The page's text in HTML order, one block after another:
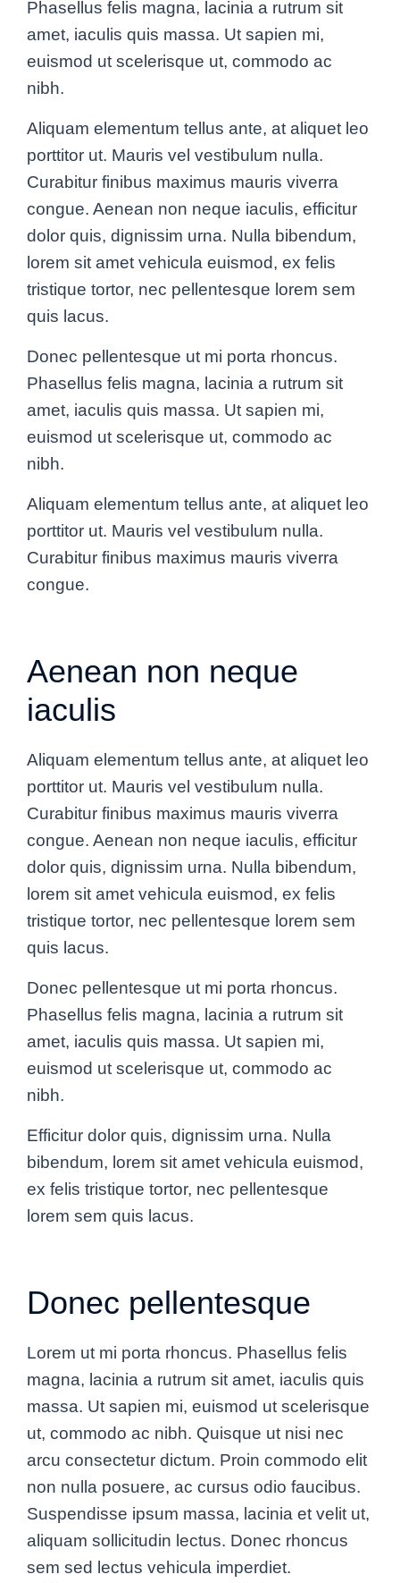
Phasellus felis magna, lacinia a rutrum sit
amet, iaculis quis massa. Ut sapien mi,
euismod ut scelerisque ut, commodo ac
nibh.
Aliquam elementum tellus ante, at aliquet leo
porttitor ut. Mauris vel vestibulum nulla.
Curabitur finibus maximus mauris viverra
congue. Aenean non neque iaculis, efficitur
dolor quis, dignissim urna. Nulla bibendum,
lorem sit amet vehicula euismod, ex felis
tristique tortor, nec pellentesque lorem sem
quis lacus.
Donec pellentesque ut mi porta rhoncus.
Phasellus felis magna, lacinia a rutrum sit
amet, iaculis quis massa. Ut sapien mi,
euismod ut scelerisque ut, commodo ac
nibh.
Aliquam elementum tellus ante, at aliquet leo
porttitor ut. Mauris vel vestibulum nulla.
Curabitur finibus maximus mauris viverra
congue.
Aenean non neque
iaculis
Aliquam elementum tellus ante, at aliquet leo
porttitor ut. Mauris vel vestibulum nulla.
Curabitur finibus maximus mauris viverra
congue. Aenean non neque iaculis, efficitur
dolor quis, dignissim urna. Nulla bibendum,
lorem sit amet vehicula euismod, ex felis
tristique tortor, nec pellentesque lorem sem
quis lacus.
Donec pellentesque ut mi porta rhoncus.
Phasellus felis magna, lacinia a rutrum sit
amet, iaculis quis massa. Ut sapien mi,
euismod ut scelerisque ut, commodo ac
nibh.
Efficitur dolor quis, dignissim urna. Nulla
bibendum, lorem sit amet vehicula euismod,
ex felis tristique tortor, nec pellentesque
lorem sem quis lacus.
Donec pellentesque
Lorem ut mi porta rhoncus. Phasellus felis
magna, lacinia a rutrum sit amet, iaculis quis
massa. Ut sapien mi, euismod ut scelerisque
ut, commodo ac nibh. Quisque ut nisi nec
arcu consectetur dictum. Proin commodo elit
non nulla posuere, ac cursus odio faucibus.
Suspendisse ipsum massa, lacinia et velit ut,
aliquam sollicitudin lectus. Donec rhoncus
sem sed lectus vehicula imperdiet.